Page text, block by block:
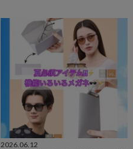
2026.06.12